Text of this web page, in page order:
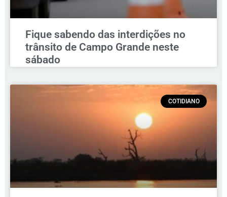
Fique sabendo das interdições no
trânsito de Campo Grande neste
sábado
COTIDIANO